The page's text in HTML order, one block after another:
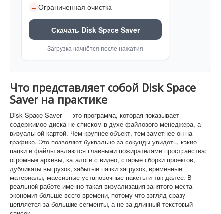
– Ограниченная очистка
Скачать Disk Space Saver
Загрузка начнётся после нажатия
Что представляет собой Disk Space
Saver на практике
Disk Space Saver — это программа, которая показывает
содержимое диска не списком в духе файлового менеджера, а
визуальной картой. Чем крупнее объект, тем заметнее он на
графике. Это позволяет буквально за секунды увидеть, какие
папки и файлы являются главными пожирателями пространства:
огромные архивы, каталоги с видео, старые сборки проектов,
дубликаты выгрузок, забытые папки загрузок, временные
материалы, массивные установочные пакеты и так далее. В
реальной работе именно такая визуализация занятого места
экономит больше всего времени, потому что взгляд сразу
цепляется за большие сегменты, а не за длинный текстовый